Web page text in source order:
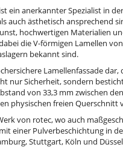
ein anerkannter Spezialist in
auch ästhetisch ansprechend
hochwertigen Materialien
die V-förmigen Lamellen
bekannt sind.
Lamellenfassade
nur Sicherheit, sondern
von 33,3 mm zwischen
physischen freien Querschnitt
von rotec, wo auch
einer Pulverbeschichtung in
Stuttgart, Köln und